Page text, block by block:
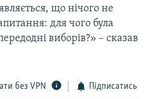
що нічого не
для чого була
виборів?» – сказав
без VPN Підписатись